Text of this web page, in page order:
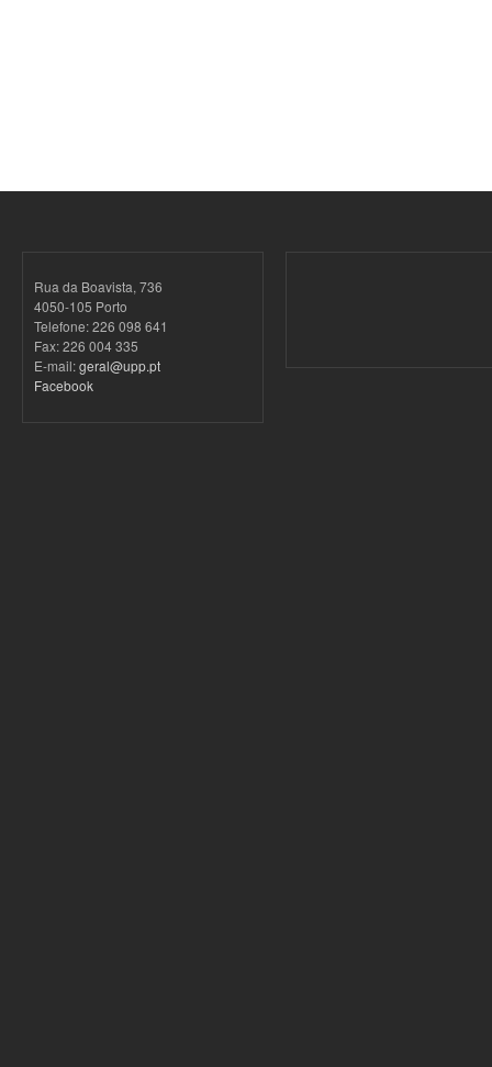
Rua da Boavista, 736
4050-105 Porto
Telefone: 226 098 641
Fax: 226 004 335
E-mail:geral@upp.pt
Facebook